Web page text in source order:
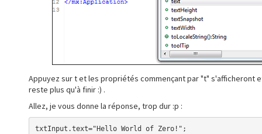
Appuyez sur t et les propriétés commençant par "t" s'afficheront
reste plus qu'à finir :) .
Allez, je vous donne la réponse, trop dur :p :
txtInput.text="Hello World of Zero!";